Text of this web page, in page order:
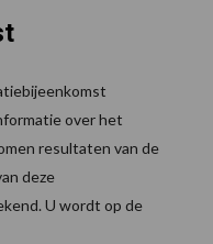
over het
resultaten van de
deze
U wordt op de